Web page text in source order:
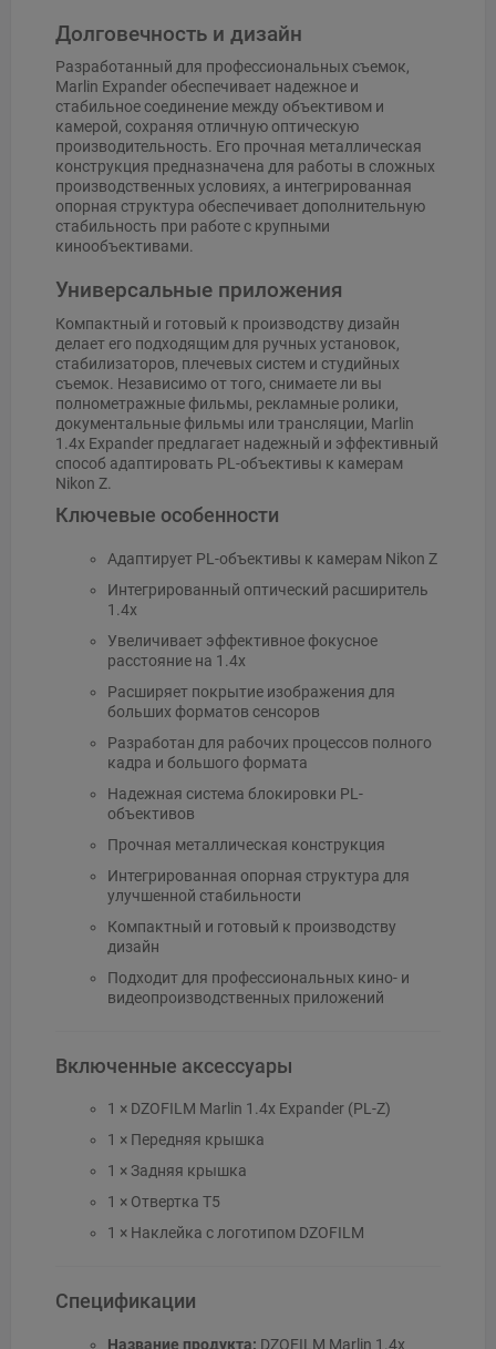
Долговечность и дизайн
Разработанный для профессиональных съемок,
Marlin Expander обеспечивает надежное и
стабильное соединение между объективом и
камерой, сохраняя отличную оптическую
производительность. Его прочная металлическая
конструкция предназначена для работы в сложных
производственных условиях, а интегрированная
опорная структура обеспечивает дополнительную
стабильность при работе с крупными
кинообъективами.
Универсальные приложения
Компактный и готовый к производству дизайн
делает его подходящим для ручных установок,
стабилизаторов, плечевых систем и студийных
съемок. Независимо от того, снимаете ли вы
полнометражные фильмы, рекламные ролики,
документальные фильмы или трансляции, Marlin
1.4x Expander предлагает надежный и эффективный
способ адаптировать PL-объективы к камерам
Nikon Z.
Ключевые особенности
Адаптирует PL-объективы к камерам Nikon Z
Интегрированный оптический расширитель
1.4x
Увеличивает эффективное фокусное
расстояние на 1.4x
Расширяет покрытие изображения для
больших форматов сенсоров
Разработан для рабочих процессов полного
кадра и большого формата
Надежная система блокировки PL-
объективов
Прочная металлическая конструкция
Интегрированная опорная структура для
улучшенной стабильности
Компактный и готовый к производству
дизайн
Подходит для профессиональных кино- и
видеопроизводственных приложений
Включенные аксессуары
1 × DZOFILM Marlin 1.4x Expander (PL-Z)
1 × Передняя крышка
1 × Задняя крышка
1 × Отвертка T5
1 × Наклейка с логотипом DZOFILM
Спецификации
Название продукта: DZOFILM Marlin 1.4x